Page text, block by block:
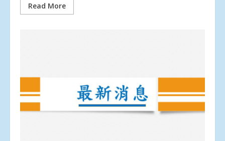
Read More